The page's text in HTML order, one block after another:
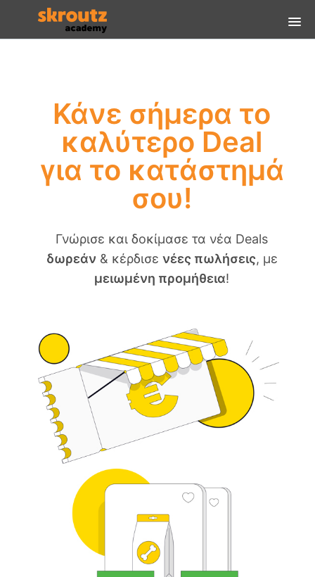
Οδηγίες Σύνδεσης
Είσοδος
Κάνε σήμερα το
καλύτερο Deal
για το κατάστημά
σου!
Γνώρισε και δοκίμασε τα νέα Deals
δωρεάν & κέρδισε νέες πωλήσεις, με
μειωμένη προμήθεια!